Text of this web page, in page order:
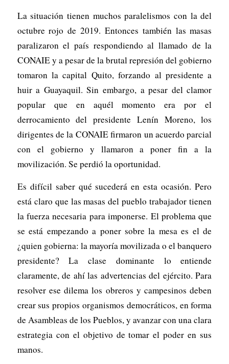
La situación tienen muchos paralelismos con la del
octubre rojo de 2019. Entonces también las masas
paralizaron el país respondiendo al llamado de la
CONAIE y a pesar de la brutal represión del gobierno
tomaron la capital Quito, forzando al presidente a
huir a Guayaquil. Sin embargo, a pesar del clamor
popular que en aquél momento era por el
derrocamiento del presidente Lenín Moreno, los
dirigentes de la CONAIE firmaron un acuerdo parcial
con el gobierno y llamaron a poner fin a la
movilización. Se perdió la oportunidad.
Es difícil saber qué sucederá en esta ocasión. Pero
está claro que las masas del pueblo trabajador tienen
la fuerza necesaria para imponerse. El problema que
se está empezando a poner sobre la mesa es el de
¿quien gobierna: la mayoría movilizada o el banquero
presidente? La clase dominante lo entiende
claramente, de ahí las advertencias del ejército. Para
resolver ese dilema los obreros y campesinos deben
crear sus propios organismos democráticos, en forma
de Asambleas de los Pueblos, y avanzar con una clara
estrategia con el objetivo de tomar el poder en sus
manos.